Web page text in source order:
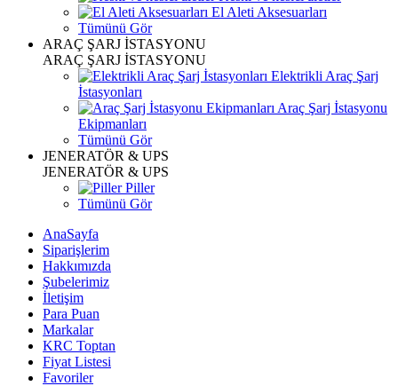
El Aleti Aksesuarları
Tümünü Gör
ARAÇ ŞARJ İSTASYONU
ARAÇ ŞARJ İSTASYONU
Elektrikli Araç Şarj
İstasyonları
Araç Şarj İstasyonu
Ekipmanları
Tümünü Gör
JENERATÖR & UPS
JENERATÖR & UPS
Piller
Tümünü Gör
AnaSayfa
Siparişlerim
Hakkımızda
Şubelerimiz
İletişim
Para Puan
Markalar
KRC Toptan
Fiyat Listesi
Favoriler